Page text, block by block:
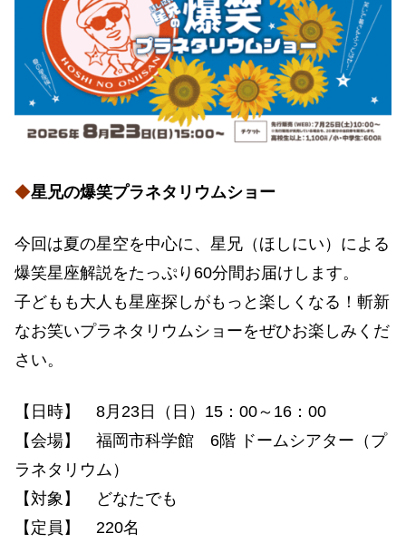
◆星兄の爆笑プラネタリウムショー
今回は夏の星空を中心に、星兄（ほしにい）による
爆笑星座解説をたっぷり60分間お届けします。
子どもも大人も星座探しがもっと楽しくなる！斬新
なお笑いプラネタリウムショーをぜひお楽しみくだ
さい。
【日時】 8月23日（日）15：00～16：00
【会場】 福岡市科学館 6階 ドームシアター（プ
ラネタリウム）
【対象】 どなたでも
【定員】 220名